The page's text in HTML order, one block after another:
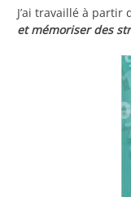
J’ai travaillé à partir
et mémoriser des